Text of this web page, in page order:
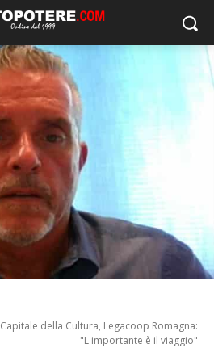
Capitale della Cultura, Legacoop Romagna:
"L'importante è il viaggio"